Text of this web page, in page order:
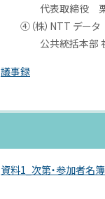
代表取締役 栗
④（株）NTT データ
公共統括本部 社会
議事録
資料1_次第・参加者名簿